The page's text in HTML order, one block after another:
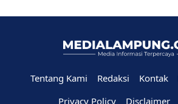
Tentang Kami Redaksi Kontak
Privacy Policy
Disclaimer